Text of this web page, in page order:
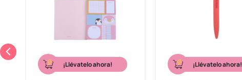
¡Llévatelo ahora! ¡Llévatelo ahora!